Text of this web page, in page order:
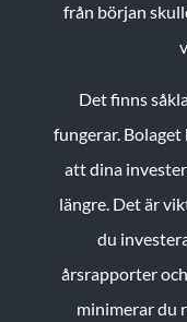
från början
Det finns
fungerar.
att dina
längre. Det är
du
årsrapporter
minimerar du